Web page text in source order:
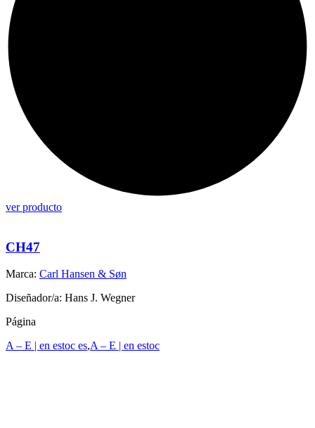
ver producto
CH47
Marca: Carl Hansen & Søn
Diseñador/a: Hans J. Wegner
Página
A – E | en estoc es,A – E | en estoc